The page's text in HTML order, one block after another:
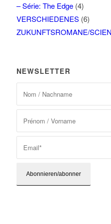
– Série: The Edge(4)
VERSCHIEDENES(6)
ZUKUNFTSROMANE/
NEWSLETTER